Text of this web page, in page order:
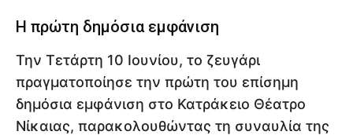
Η πρώτη δημόσια εμφάνιση
Την Τετάρτη 10 Ιουνίου, το ζευγάρι
πραγματοποίησε την πρώτη του επίσημη
δημόσια εμφάνιση στο Κατράκειο Θέατρο
Νίκαιας, παρακολουθώντας τη συναυλία της